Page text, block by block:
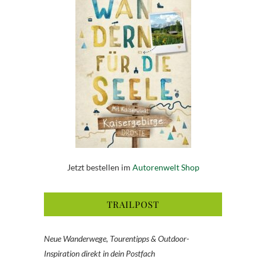
Jetzt bestellen im Autorenwelt Shop
TRAILPOST
Neue Wanderwege, Tourentipps & Outdoor-
Inspiration direkt in dein Postfach